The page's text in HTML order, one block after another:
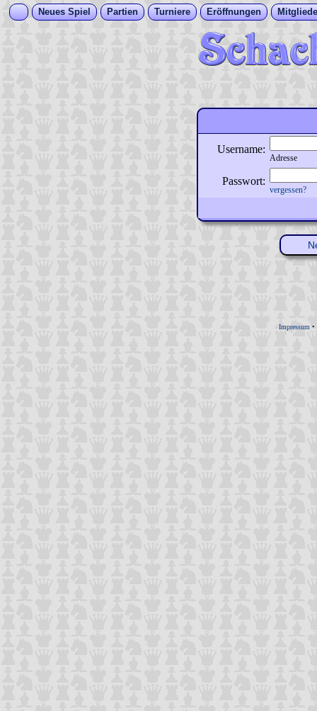
Neues Spiel Partien Turniere Eröffnungen
Username:
Adresse
Passwort:
vergessen?
Impressum •